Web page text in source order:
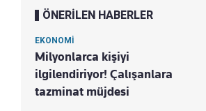
ÖNERİLEN HABERLER
EKONOMİ
Milyonlarca kişiyi
ilgilendiriyor! Çalışanlara
tazminat müjdesi